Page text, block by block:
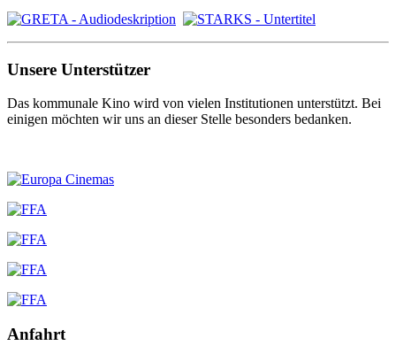
Unsere Unterstützer
Das kommunale Kino wird von vielen Institutionen unterstützt. Bei
einigen möchten wir uns an dieser Stelle besonders bedanken.
Anfahrt